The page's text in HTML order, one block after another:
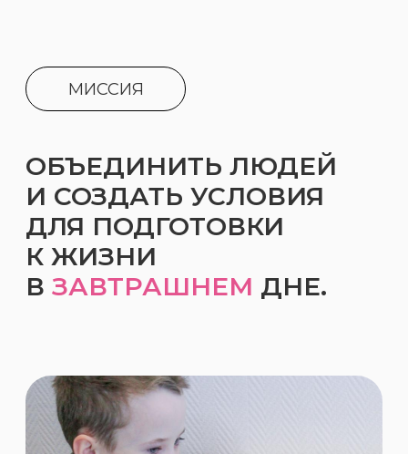
Мы открылись в 2023 году в городе
Санкт-Петербург. Делаем упор
на междисциплинарность: математика,
физика и программирование сходятся